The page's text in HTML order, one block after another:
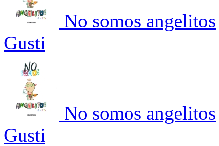
No somos angelitos
Gusti
No somos angelitos
Gusti